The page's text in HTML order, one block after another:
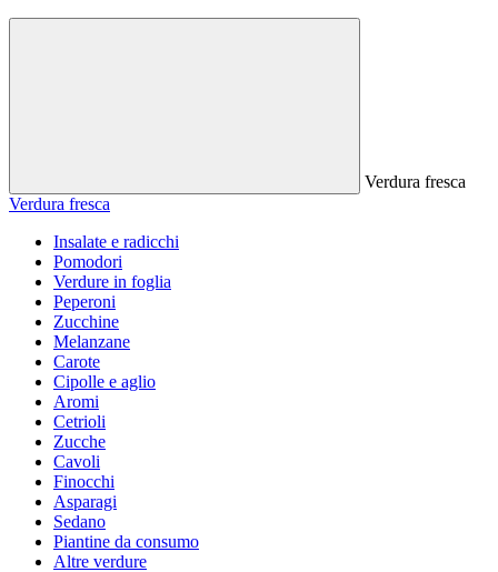
Verdura fresca
Verdura fresca
Insalate e radicchi
Pomodori
Verdure in foglia
Peperoni
Zucchine
Melanzane
Carote
Cipolle e aglio
Aromi
Cetrioli
Zucche
Cavoli
Finocchi
Asparagi
Sedano
Piantine da consumo
Altre verdure